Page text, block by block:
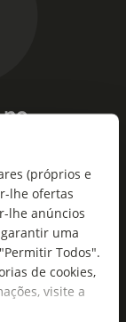
(próprios e
lhe ofertas
lhe anúncios
uma
Todos".
de cookies,
visite a
Subscrever